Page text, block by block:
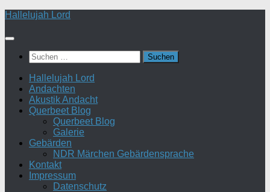
Zum
springen
Hallelujah Lord
Suchen
nach:
Hallelujah Lord
Andachten
Akustik Andacht
Querbeet Blog
Querbeet Blog
Galerie
Gebärden
NDR Märchen Gebärdensprache
Kontakt
Impressum
Datenschutz